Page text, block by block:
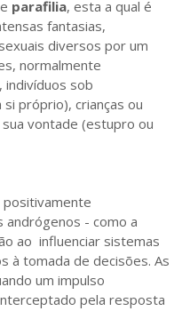
parafilia, esta a qual é
fantasias,
diversos por um
normalmente
indivíduos sob
próprio), crianças ou
vontade (estupro ou
positivamente
andrógenos - como a
ao influenciar sistemas
à tomada de decisões. As
um impulso
pela resposta